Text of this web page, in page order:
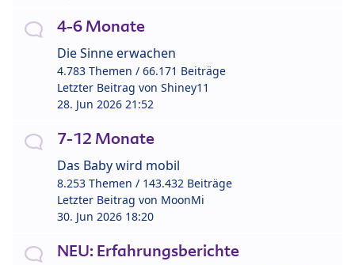
4-6 Monate
Die Sinne erwachen
4.783 Themen / 66.171 Beiträge
Letzter Beitrag von Shiney11
28. Jun 2026 21:52
7-12 Monate
Das Baby wird mobil
8.253 Themen / 143.432 Beiträge
Letzter Beitrag von MoonMi
30. Jun 2026 18:20
NEU: Erfahrungsberichte